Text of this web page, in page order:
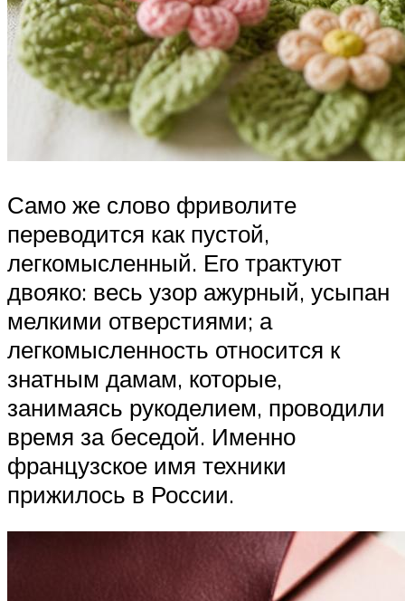
Само же слово фриволите
переводится как пустой,
легкомысленный. Его трактуют
двояко: весь узор ажурный, усыпан
мелкими отверстиями; а
легкомысленность относится к
знатным дамам, которые,
занимаясь рукоделием, проводили
время за беседой. Именно
французское имя техники
прижилось в России.